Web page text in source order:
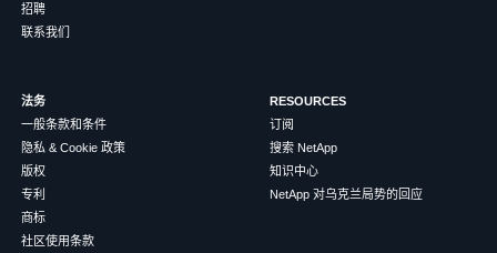
招聘
联系我们
法务
一般条款和条件
隐私 & Cookie 政策
版权
专利
商标
社区使用条款
RESOURCES
订阅
搜索 NetApp
知识中心
NetApp 对乌克兰局势的回应